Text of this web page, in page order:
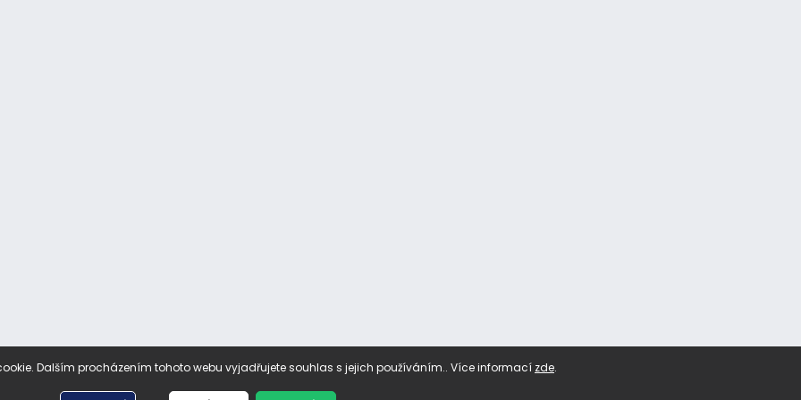
Dalším procházením tohoto webu vyjadřujete souhlas s jejich používáním.. Více informací zde.